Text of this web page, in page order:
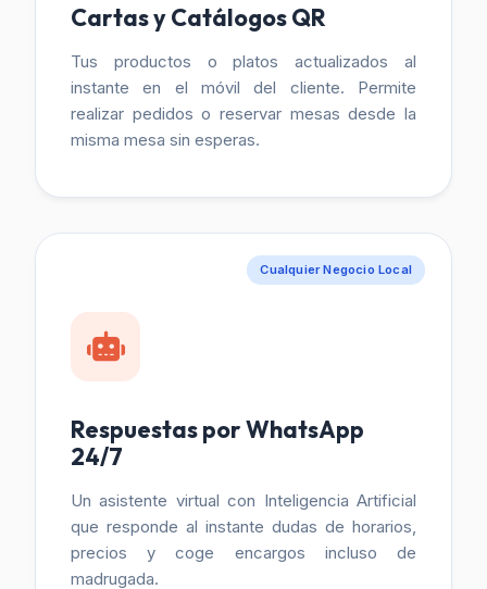
Cartas y Catálogos QR
Tus productos o platos actualizados al
instante en el móvil del cliente. Permite
realizar pedidos o reservar mesas desde la
misma mesa sin esperas.
Cualquier Negocio Local
Respuestas por WhatsApp
24/7
Un asistente virtual con Inteligencia Artificial
que responde al instante dudas de horarios,
precios y coge encargos incluso de
madrugada.